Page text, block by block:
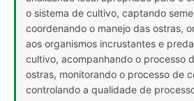
o sistema de cultivo, captando
coordenando o manejo das ostras,
aos organismos incrustantes e
cultivo, acompanhando o processo
ostras, monitorando o processo de
controlando a qualidade de